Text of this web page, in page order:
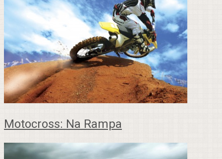
Motocross: Na Rampa